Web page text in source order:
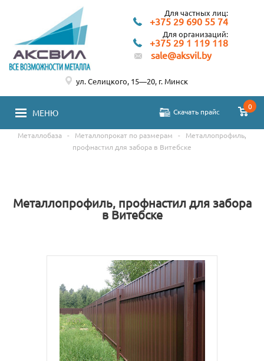
Для частных лиц:
+375 29 690 55 74
Для организаций:
+375 29 1 119 118
sale@aksvil.by
МЕНЮ Скачать прайс
0
ул. Селицкого, 15—20, г. Минск
Металлобаза - Металлопрокат по размерам -
Металлопрофиль,
профнастил для забора в Витебске
Металлопрофиль, профнастил для забора
в Витебске